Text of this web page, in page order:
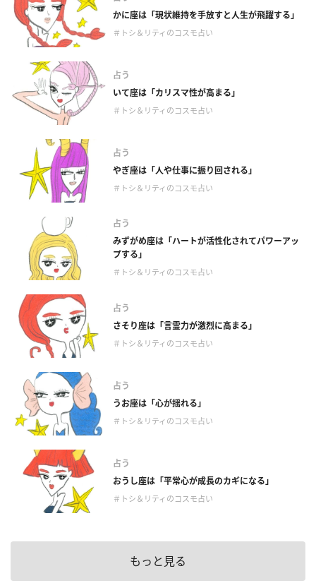
かに座は「現状維持を手放すと人生が飛躍する」
＃トシ＆リティのコスモ占い
占う
いて座は「カリスマ性が高まる」
＃トシ＆リティのコスモ占い
占う
やぎ座は「人や仕事に振り回される」
＃トシ＆リティのコスモ占い
占う
みずがめ座は「ハートが活性化されてパワーアッ
プする」
＃トシ＆リティのコスモ占い
占う
さそり座は「言霊力が激烈に高まる」
＃トシ＆リティのコスモ占い
占う
うお座は「心が揺れる」
＃トシ＆リティのコスモ占い
占う
おうし座は「平常心が成長のカギになる」
＃トシ＆リティのコスモ占い
もっと見る